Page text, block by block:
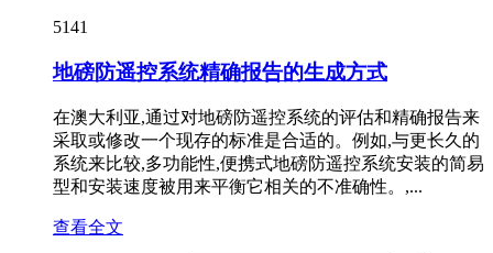
5141
地磅防遥控系统精确报告的生成方式
在澳大利亚,通过对地磅防遥控系统的评估和精确报告来
采取或修改一个现存的标准是合适的。例如,与更长久的
系统来比较,多功能性,便携式地磅防遥控系统安装的简易
型和安装速度被用来平衡它相关的不准确性。,...
查看全文